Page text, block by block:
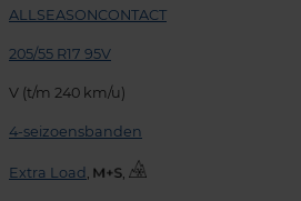
ALLSEASONCONTACT
205/55 R17 95V
V (t/m 240 km/u)
4-seizoensbanden
Extra Load , ,